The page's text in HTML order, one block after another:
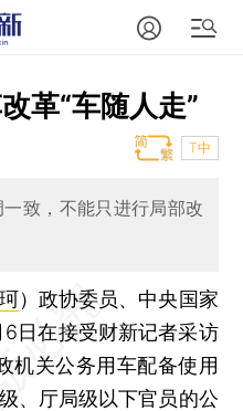
革“车随人走”
T中
致，不能只进行局部改
） 政协委员、中央国家
日在接受财新记者采访
机关公务用车配备使用
、厅局级以下官员的公